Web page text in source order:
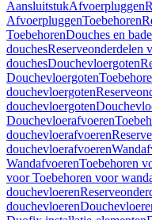
AansluitstukAfvoerpluggen
AfvoerpluggenToebehoren
ToebehorenDouches en
douchesReserveonderdelen
douchesDouchevloergoten
Douchevloergoten
douchevloergoten
douchevloergoten
Douchevloerafvoeren
douchevloerafvoeren
douchevloerafvoeren
WandafvoerenToebehoren
voor Toebehoren voor
douchevloeren
douchevloeren